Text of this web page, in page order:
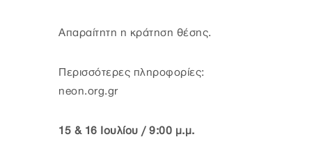
Απαραίτητη η κράτηση θέσης.
Περισσότερες πληροφορίες:
neon.org.gr
15 & 16 Ιουλίου / 9:00 μ.μ.